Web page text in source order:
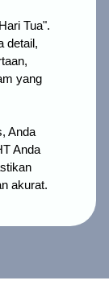
Tua".
detail,
yang
Anda
Anda
akurat.